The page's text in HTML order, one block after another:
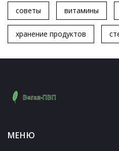
советы витамины
хранение продуктов
МЕНЮ